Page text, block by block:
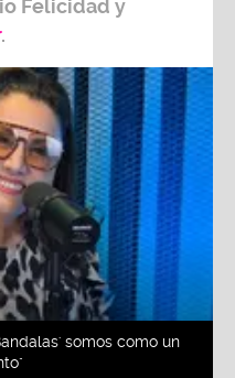
.
somos como un